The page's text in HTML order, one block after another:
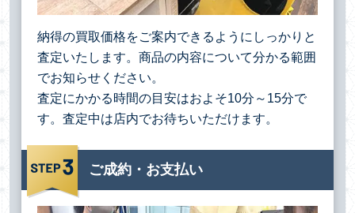
納得の買取価格をご案内できるようにしっかりと
査定いたします。商品の内容について分かる範囲
でお知らせください。
査定にかかる時間の目安はおよそ10分～15分で
す。査定中は店内でお待ちいただけます。
ご成約・お支払い